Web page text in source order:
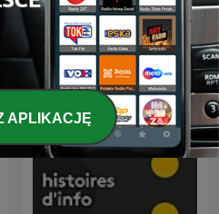
franceinfo: junior
APLIKACJĘ